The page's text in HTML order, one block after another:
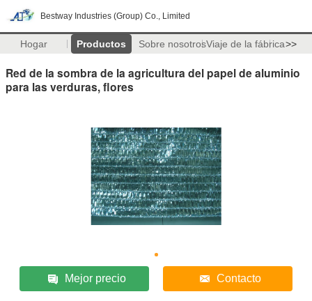
Bestway Industries (Group) Co., Limited
Hogar Productos Sobre nosotrosViaje de la fábrica>>
Red de la sombra de la agricultura del papel de aluminio
para las verduras, flores
Mejor precio Contacto